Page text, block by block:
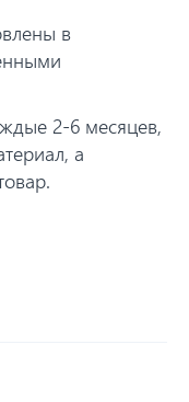
в
2-6 месяцев,
а